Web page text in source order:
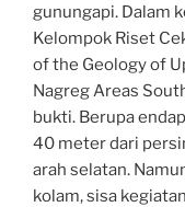
gunungapi. Dalam
Kelompok Riset
of the Geology of
Nagreg Areas
bukti. Berupa
40 meter dari
arah selatan.
kolam, sisa